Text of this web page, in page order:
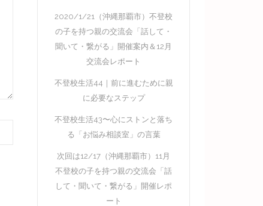
2020/1/21（沖縄那覇市）不登校
の子を持つ親の交流会「話して・
聞いて・繋がる」開催案内＆12月
交流会レポート
不登校生活44｜前に進むために親
に必要なステップ
不登校生活43〜心にストンと落ち
る「お悩み相談室」の言葉
次回は12/17（沖縄那覇市）11月
不登校の子を持つ親の交流会「話
して・聞いて・繋がる」開催レポ
ート